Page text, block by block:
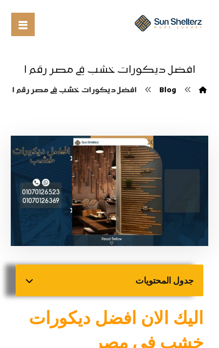
افضل ديكورات خشب في مصر رقم ١
Blog افضل ديكورات خشب في مصر رقم ١
جدول المحتويات
اليك الان افضل ديكورات
خشب في مصر